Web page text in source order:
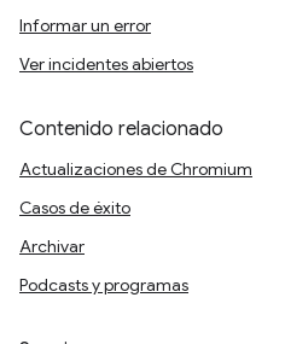
Informar un error
Ver incidentes abiertos
Contenido relacionado
Actualizaciones de Chromium
Casos de éxito
Archivar
Podcasts y programas